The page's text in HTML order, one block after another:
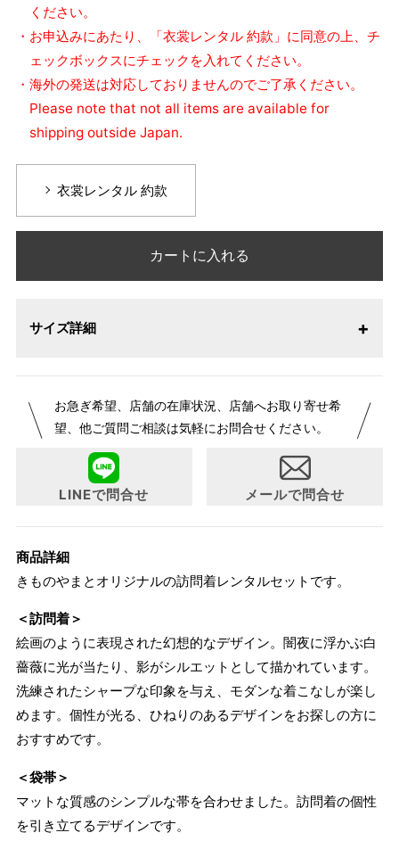
ください。
・お申込みにあたり、「衣裳レンタル 約款」に同意の上、チ
ェックボックスにチェックを入れてください。
・海外の発送は対応しておりませんのでご了承ください。
Please note that not all items are available for
shipping outside Japan.
衣裳レンタル 約款
カートに入れる
サイズ詳細
が変更になりました。パターンオーダーは、お客様のお声か
らよりお召しになりやすい寸法に変更いたしました。変更点
について詳細をお知りになりたい方はお問い合わせくださ
M
L ～170cm ～100cm
約164cm
1 寸法は鯨尺（くじらじゃく）寸法です。もともと鯨のひげ
単位：１尺＝約38cm １寸＝約3.8cm １分＝約0.38cm
2 鯨尺寸法となりますので上表の cm はおおよその長さとな
ります。
お急ぎ希望、店舗の在庫状況、店舗へお取り寄せ希
望、他ご質問ご相談は気軽にお問合せください。
LINEで問合せ メールで問合せ
商品詳細
きものやまとオリジナルの訪問着レンタルセットです。
＜訪問着＞
絵画のように表現された幻想的なデザイン。闇夜に浮かぶ白
薔薇に光が当たり、影がシルエットとして描かれています。
洗練されたシャープな印象を与え、モダンな着こなしが楽し
めます。個性が光る、ひねりのあるデザインをお探しの方に
おすすめです。
＜袋帯＞
マットな質感のシンプルな帯を合わせました。訪問着の個性
を引き立てるデザインです。